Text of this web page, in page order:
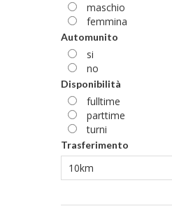
maschio
femmina
Automunito
si
no
Disponibilità
fulltime
parttime
turni
Trasferimento